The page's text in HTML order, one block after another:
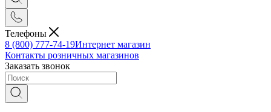
Телефоны
8 (800) 777-74-19Интернет магазин
Контакты розничных магазинов
Заказать звонок